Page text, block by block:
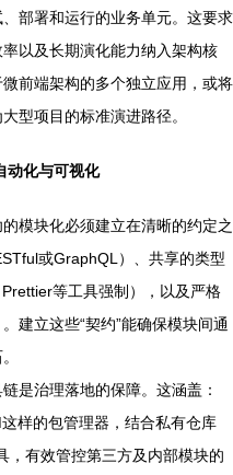
部署和运行的业务单元。这要求
以及长期演化能力纳入架构核
前端架构的多个独立应用，或将
型项目的标准演进路径。
动化与可视化
模块化必须建立在清晰的约定之
或GraphQL）、共享的类型
等工具强制），以及严格
建立这些“契约”能确保模块间通
是治理落地的保障。这涵盖：
样的包管理器，结合私有仓库
，有效管控第三方及内部模块的